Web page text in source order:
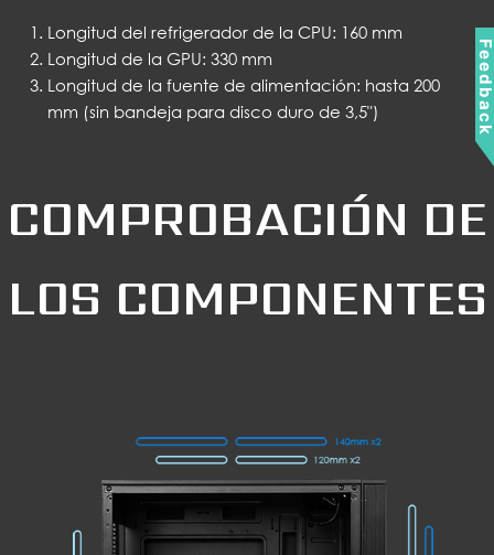
Longitud del refrigerador de la CPU: 160 mm
Longitud de la GPU: 330 mm
Longitud de la fuente de alimentación: hasta 200
mm (sin bandeja para disco duro de 3,5")
COMPROBACIÓN DE
LOS COMPONENTES